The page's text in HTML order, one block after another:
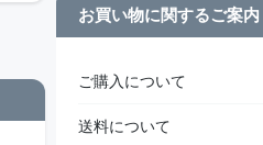
お買い物に関するご案内
ご購入について
送料について